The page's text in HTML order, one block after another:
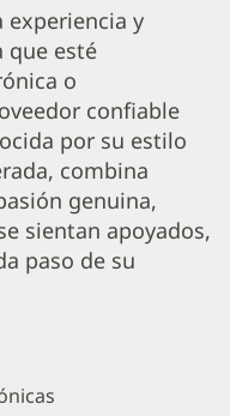
experiencia y
que esté
o
confiable
por su estilo
combina
genuina,
sientan apoyados,
paso de su